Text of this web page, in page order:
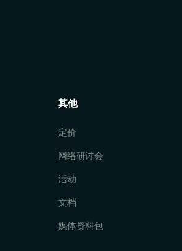
其他
定价
网络研讨会
活动
文档
媒体资料包